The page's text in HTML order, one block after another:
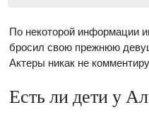
По некоторой информации
бросил свою прежнюю
Актеры никак не
Есть ли дети у